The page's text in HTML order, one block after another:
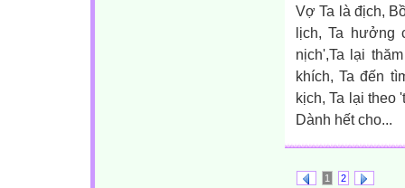
Vợ Ta là địch,
lịch, Ta hưởng
nịch',Ta lại
khích, Ta đến
kịch, Ta lại theo
Dành hết cho...
1 2